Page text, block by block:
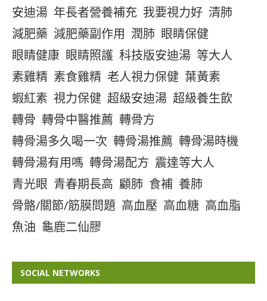
安迪湯 年長者營養補充 我要視力好 清肺
減肥藥 減肥藥副作用 潤肺 眼睛保健
眼睛健康 眼睛照護 科技版安迪湯 等大人
素雞精 素食雞精 老人視力保健 葉黃素
蝦紅素 視力保健 超級安迪湯 超級養生飲
轉骨 轉骨中醫推薦 轉骨方
轉骨湯多久喝一次 轉骨湯推薦 轉骨湯時機
轉骨湯有用嗎 轉骨湯配方 震達等大人
青光眼 青春期長高 顧肺 食補 養肺
骨骼/關節/筋膜問題 高血壓 高血糖 高血脂
魚油 龜鹿二仙膠
SOCIAL NETWORKS